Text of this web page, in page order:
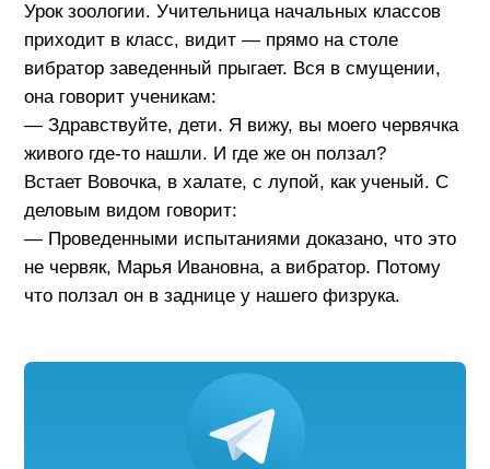
Урок зоологии. Учительница начальных классов
приходит в класс, видит — прямо на столе
вибратор заведенный прыгает. Вся в смущении,
она говорит ученикам:
— Здравствуйте, дети. Я вижу, вы моего червячка
живого где-то нашли. И где же он ползал?
Встает Вовочка, в халате, с лупой, как ученый. С
деловым видом говорит:
— Проведенными испытаниями доказано, что это
не червяк, Марья Ивановна, а вибратор. Потому
что ползал он в заднице у нашего физрука.